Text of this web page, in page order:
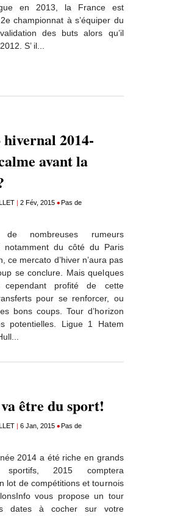
en 2013, la France est
championnat à s’équiper du
des buts alors qu’il
S’ il...
2014-
avant la
| 2 Fév, 2015 •Pas de
nombreuses rumeurs
notamment du côté du Paris
ce mercato d’hiver n’aura pas
se conclure. Mais quelques
cependant profité de cette
pour se renforcer, ou
bons coups. Tour d’horizon
potentielles. Ligue 1 Hatem
être du sport!
| 6 Jan, 2015 •Pas de
2014 a été riche en grands
sportifs, 2015 comptera
lot de compétitions et tournois
vous propose un tour
dates à cocher sur votre